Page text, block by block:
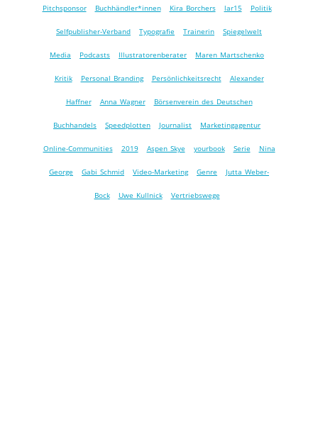
Pitchsponsor Buchhändler*innen Kira Borchers lar15 Politik
Selfpublisher-Verband Typografie Trainerin Spiegelwelt
Media Podcasts Illustratorenberater Maren Martschenko
Kritik Personal Branding Persönlichkeitsrecht Alexander
Haffner Anna Wagner Börsenverein des Deutschen
Buchhandels Speedplotten Journalist Marketingagentur
Online-Communities 2019 Aspen Skye yourbook Serie Nina
George Gabi Schmid Video-Marketing Genre Jutta Weber-
Bock Uwe Kullnick Vertriebswege